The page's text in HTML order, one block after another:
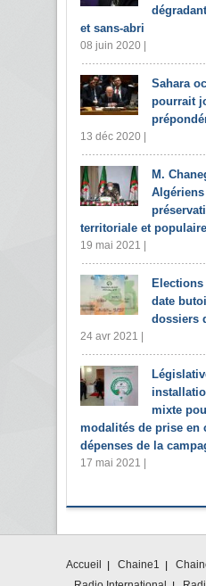
et sans-abri
08 juin 2020 |
Sahara
pourrait
13 déc 2020 |
M.
territoriale et
19 mai 2021 |
date
dossiers
24 avr 2021 |
mixte
modalités de prise en
dépenses de la
17 mai 2021 |
Accueil Chaine1